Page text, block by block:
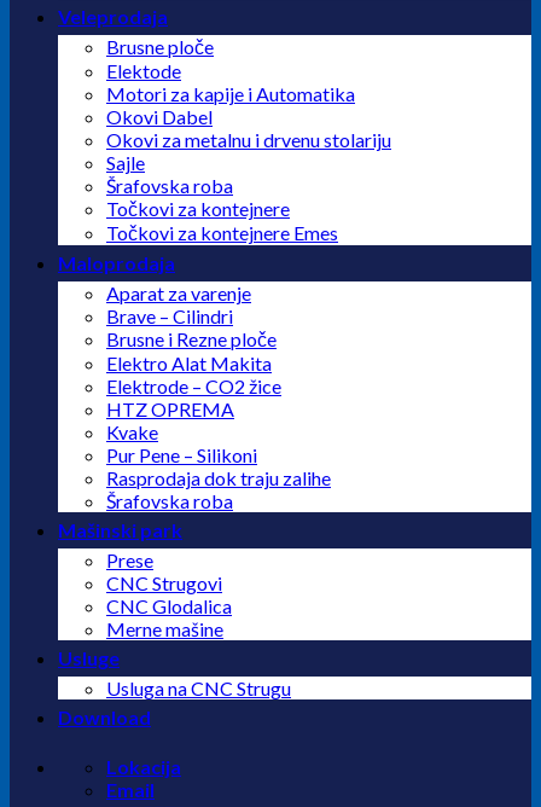
Veleprodaja
Brusne ploče
Elektode
Motori za kapije i Automatika
Okovi Dabel
Okovi za metalnu i drvenu stolariju
Sajle
Šrafovska roba
Točkovi za kontejnere
Točkovi za kontejnere Emes
Maloprodaja
Aparat za varenje
Brave – Cilindri
Brusne i Rezne ploče
Elektro Alat Makita
Elektrode – CO2 žice
HTZ OPREMA
Kvake
Pur Pene – Silikoni
Rasprodaja dok traju zalihe
Šrafovska roba
Mašinski park
Prese
CNC Strugovi
CNC Glodalica
Merne mašine
Usluge
Usluga na CNC Strugu
Download
Lokacija
Email